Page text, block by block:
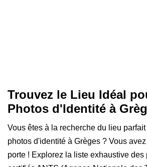
Trouvez le Lieu Idéal
Photos d'Identité à
Vous êtes à la recherche du lieu
photos d'identité à Grèges ? Vous
porte ! Explorez la liste exhaustive des